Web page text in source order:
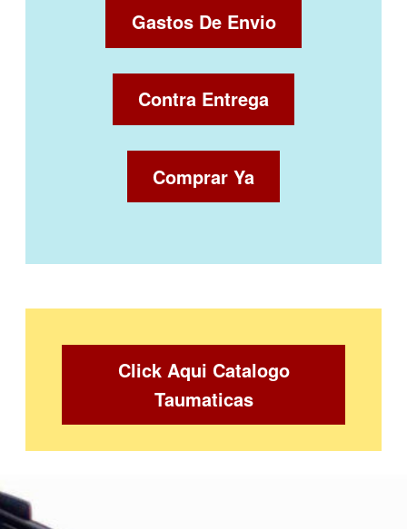
Gastos De Envio
Contra Entrega
Comprar Ya
Click Aqui Catalogo
Taumaticas